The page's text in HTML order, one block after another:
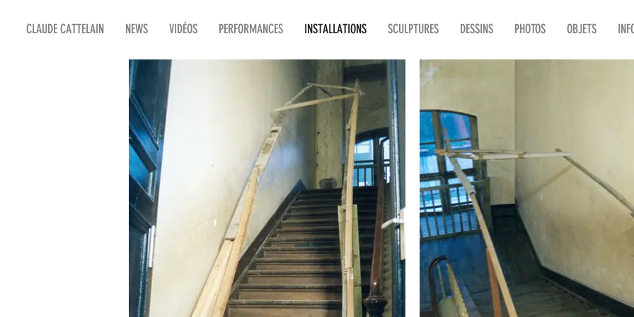
CLAUDE CATTELAIN NEWS VIDÉOS PERFORMANCES INSTALLATIONS SCULPTURES DESSINS PHOTOS OBJETS